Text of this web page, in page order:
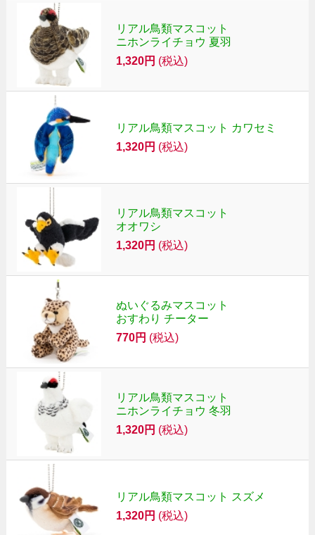
リアル鳥類マスコット
ニホンライチョウ 夏羽
1,320円 (税込)
リアル鳥類マスコット カワセミ
1,320円 (税込)
リアル鳥類マスコット
オオワシ
1,320円 (税込)
ぬいぐるみマスコット
おすわり チーター
770円 (税込)
リアル鳥類マスコット
ニホンライチョウ 冬羽
1,320円 (税込)
リアル鳥類マスコット スズメ
1,320円 (税込)